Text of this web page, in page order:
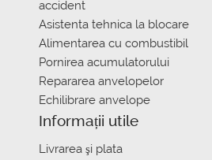
accident
Asistenta tehnica la blocare
Alimentarea cu combustibil
Pornirea acumulatorului
Repararea anvelopelor
Echilibrare anvelope
Informații utile
Livrarea şi plata